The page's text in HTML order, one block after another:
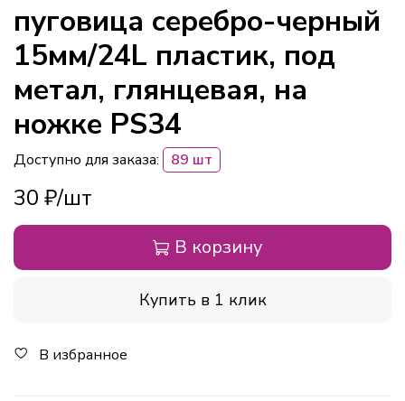
пуговица серебро-черный
15мм/24L пластик, под
метал, глянцевая, на
ножке PS34
Доступно для заказа: 89 шт
30 ₽
В корзину
Купить в 1 клик
В избранное